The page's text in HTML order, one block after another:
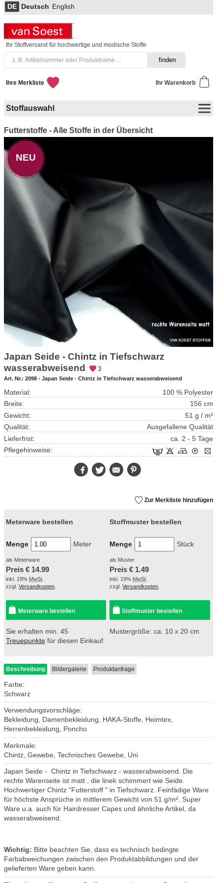
DE Deutsch English
Ihr Stoffversand für hochwertige und modische Stoffe
Ihr Warenkorb
Ihre Merkliste
Stoffauswahl
Futterstoffe - Alle Stoffe in der Übersicht
NEU
Japan Seide - Chintz in Tiefschwarz
wasserabweisend
3
Art. Nr.: 2098 - Japan Seide - Chintz in Tiefschwarz wasserabweisend
Material:
100 % Polyester
Breite:
156 cm
Gewicht:
51 g / m²
Qualität:
Ausgefallene Qualität
Lieferfrist:
ca. 2 - 5 Tage
Pflegehinweise:
FacebookTwitter E-
Mail
Zur Merkliste hinzufügen
Meterware bestellen
Menge Meter
als Meterware
Preis € 14.99
inkl. 19% MwSt
zzgl. Versandkosten
Meterware bestellen
Sie erhalten min. 45
Treuepunkte für diesen Einkauf.
Stoffmuster bestellen
Menge Stück
als Muster
Preis € 1.49
inkl. 19% MwSt
zzgl.Versandkosten
Stoffmuster bestellen
Mustergröße: ca. 10 x 20 cm
Beschreibung Bildergalerie Produktanfrage
Farbe:
Schwarz
Verwendungsvorschläge:
Bekleidung, Damenbekleidung, HAKA-Stoffe, Heimtex,
Herrenbekleidung, Poncho
Merkmale:
Chintz, Gewebe, Technisches Gewebe, Uni
Japan Seide - Chintz in Tiefschwarz - wasserabweisend. Die
rechte Warenseite ist matt , die linek schimmert wie Seide.
Hochwertiger Chintz "Futterstoff " in Tiefschwarz. Feinfädige Ware
für höchste Ansprüche in mittlerem Gewicht von 51 g/m². Super
Ware u.a. auch für Hairdresser Capes und ähnliche Artikel, da
wasserabweisend.
Wichtig: Bitte beachten Sie, dass es technisch bedingte
Farbabweichungen zwischen den Produktabbildungen und der
gelieferten Ware geben kann.